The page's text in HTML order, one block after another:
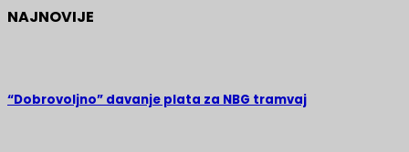
NAJNOVIJE
“Dobrovoljno” davanje plata za NBG tramvaj